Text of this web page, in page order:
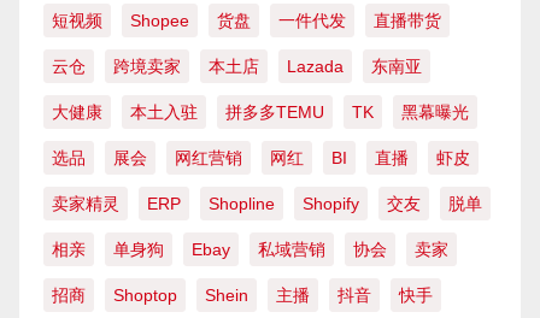
短视频 Shopee 货盘 一件代发 直播带货
云仓 跨境卖家 本土店 Lazada 东南亚
大健康 本土入驻 拼多多TEMU TK 黑幕曝光
选品 展会 网红营销 网红 BI 直播 虾皮
卖家精灵 ERP Shopline Shopify 交友 脱单
相亲 单身狗 Ebay 私域营销 协会 卖家
招商 Shoptop Shein 主播 抖音 快手